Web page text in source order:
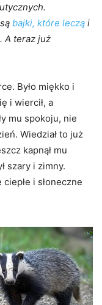
bajki, które leczą i
. A teraz już
Było miękko i
i wiercił, a
mu spokoju, nie
Wiedział to już
kapnął mu
szary i zimny.
ciepłe i słoneczne